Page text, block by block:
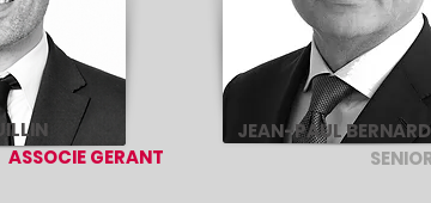
GERANT
JEAN-PAUL
SENIOR